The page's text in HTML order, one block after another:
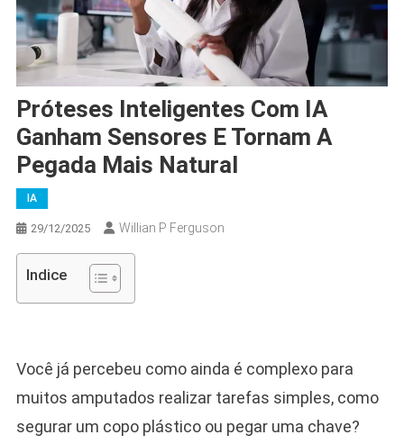
Próteses Inteligentes Com IA
Ganham Sensores E Tornam A
Pegada Mais Natural
IA
29/12/2025 Willian P Ferguson
Indice
Você já percebeu como ainda é complexo para
muitos amputados realizar tarefas simples, como
segurar um copo plástico ou pegar uma chave?